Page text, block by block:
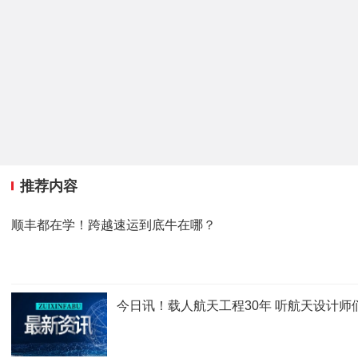
推荐内容
顺丰都在学！跨越速运到底牛在哪？
今日讯！载人航天工程30年 听航天设计师